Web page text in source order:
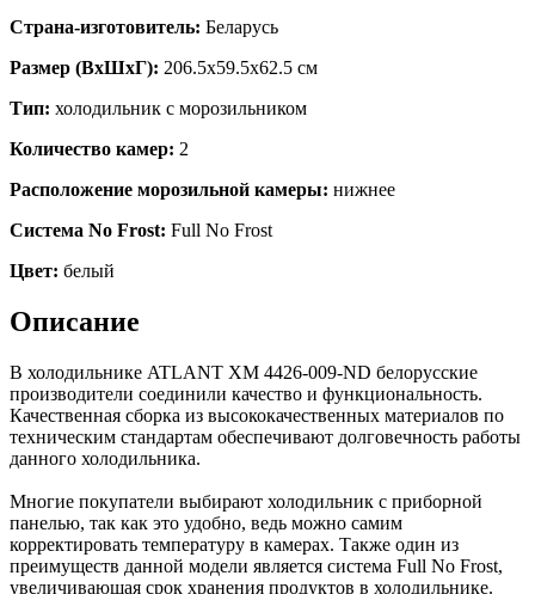
Страна-изготовитель: Беларусь
Размер (ВхШхГ): 206.5х59.5х62.5 см
Тип: холодильник с морозильником
Количество камер: 2
Расположение морозильной камеры: нижнее
Система No Frost: Full No Frost
Цвет: белый
Описание
В холодильнике ATLANT ХМ 4426-009-ND белорусские
производители соединили качество и функциональность.
Качественная сборка из высококачественных материалов по
техническим стандартам обеспечивают долговечность работы
данного холодильника.
Многие покупатели выбирают холодильник с приборной
панелью, так как это удобно, ведь можно самим
корректировать температуру в камерах. Также один из
преимуществ данной модели является система Full No Frost,
увеличивающая срок хранения продуктов в холодильнике.